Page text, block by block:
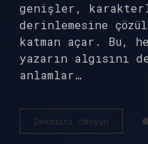
genişler,
derinlemesine
katman açar. Bu,
yazarın algısını
anlamlar…
Devamını okuyun
artarsa